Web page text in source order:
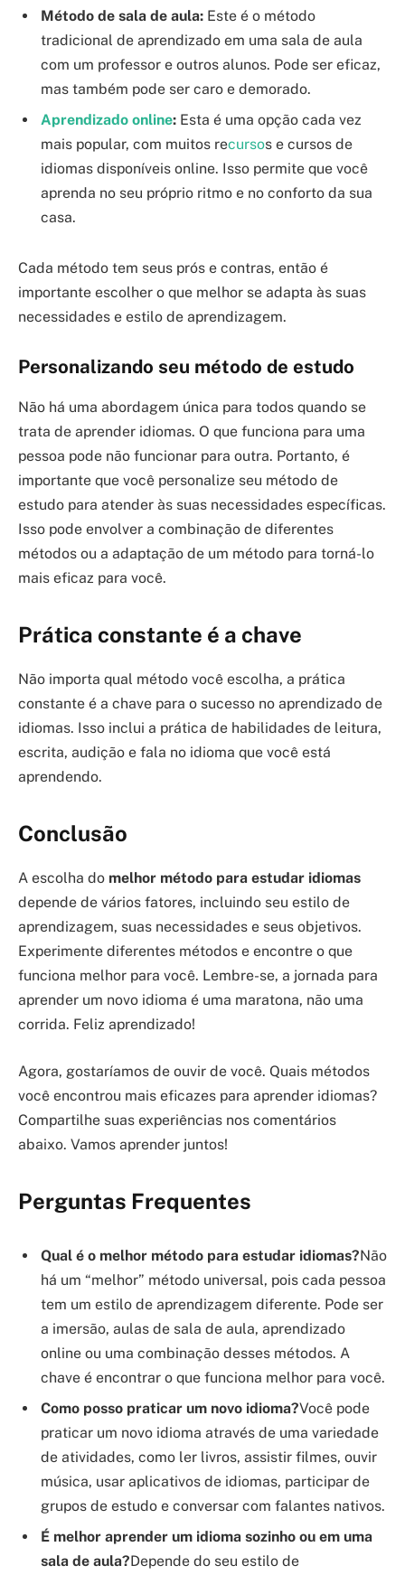
Método de sala de aula: Este é o método
tradicional de aprendizado em uma sala de aula
com um professor e outros alunos. Pode ser eficaz,
mas também pode ser caro e demorado.
Aprendizado online: Esta é uma opção cada vez
mais popular, com muitos recursos e cursos de
idiomas disponíveis online. Isso permite que você
aprenda no seu próprio ritmo e no conforto da sua
casa.
Cada método tem seus prós e contras, então é
importante escolher o que melhor se adapta às suas
necessidades e estilo de aprendizagem.
Personalizando seu método de estudo
Não há uma abordagem única para todos quando se
trata de aprender idiomas. O que funciona para uma
pessoa pode não funcionar para outra. Portanto, é
importante que você personalize seu método de
estudo para atender às suas necessidades específicas.
Isso pode envolver a combinação de diferentes
métodos ou a adaptação de um método para torná-lo
mais eficaz para você.
Prática constante é a chave
Não importa qual método você escolha, a prática
constante é a chave para o sucesso no aprendizado de
idiomas. Isso inclui a prática de habilidades de leitura,
escrita, audição e fala no idioma que você está
aprendendo.
Conclusão
A escolha do melhor método para estudar idiomas
depende de vários fatores, incluindo seu estilo de
aprendizagem, suas necessidades e seus objetivos.
Experimente diferentes métodos e encontre o que
funciona melhor para você. Lembre-se, a jornada para
aprender um novo idioma é uma maratona, não uma
corrida. Feliz aprendizado!
Agora, gostaríamos de ouvir de você. Quais métodos
você encontrou mais eficazes para aprender idiomas?
Compartilhe suas experiências nos comentários
abaixo. Vamos aprender juntos!
Perguntas Frequentes
Qual é o melhor método para estudar idiomas?Não
há um “melhor” método universal, pois cada pessoa
tem um estilo de aprendizagem diferente. Pode ser
a imersão, aulas de sala de aula, aprendizado
online ou uma combinação desses métodos. A
chave é encontrar o que funciona melhor para você.
Como posso praticar um novo idioma?Você pode
praticar um novo idioma através de uma variedade
de atividades, como ler livros, assistir filmes, ouvir
música, usar aplicativos de idiomas, participar de
grupos de estudo e conversar com falantes nativos.
É melhor aprender um idioma sozinho ou em uma
sala de aula?Depende do seu estilo de